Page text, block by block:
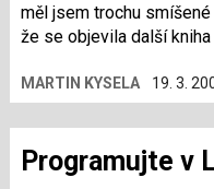
měl jsem trochu
že se objevila další
zdlouhavého povídání o
souborových
Zkrátka všechno, co už
dispozici zdarma na
jsem se rozhodl si knihu
MARTIN KYSELA 19. 3.
Programujte v